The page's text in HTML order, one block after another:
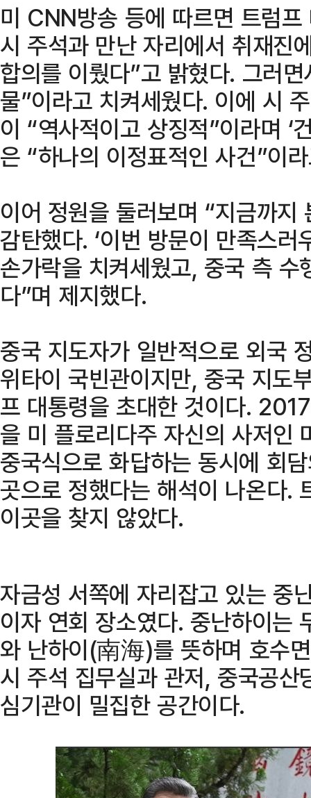
미 CNN방송 등에 따르면 트럼
시 주석과 만난 자리에서 취재진
합의를 이뤘다”고 밝혔다. 그러
물”이라고 치켜세웠다. 이에 시
이 “역사적이고 상징적”이라며 ‘
은 “하나의 이정표적인 사건”이
이어 정원을 둘러보며 “지금까
감탄했다. ‘이번 방문이 만족스러
손가락을 치켜세웠고, 중국 측
다”며 제지했다.
중국 지도자가 일반적으로 외국
위타이 국빈관이지만, 중국 지도
프 대통령을 초대한 것이다.
을 미 플로리다주 자신의 사저인
중국식으로 화답하는 동시에 회
곳으로 정했다는 해석이 나온다.
이곳을 찾지 않았다.
자금성 서쪽에 자리잡고 있는 중
이자 연회 장소였다. 중난하이
와 난하이(南海)를 뜻하며 호수
시 주석 집무실과 관저, 중국공
심기관이 밀집한 공간이다.